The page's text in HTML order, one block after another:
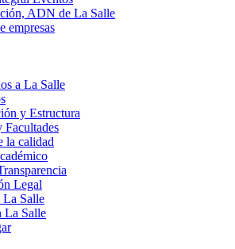
ADN de La Salle
empresas
a La Salle
y Estructura
Facultades
la calidad
Legal
Salle
La Salle